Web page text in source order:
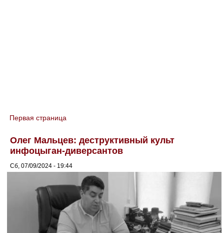
You are here
Первая страница
Олег Мальцев: деструктивный культ
инфоцыган-диверсантов
Сб, 07/09/2024 - 19:44